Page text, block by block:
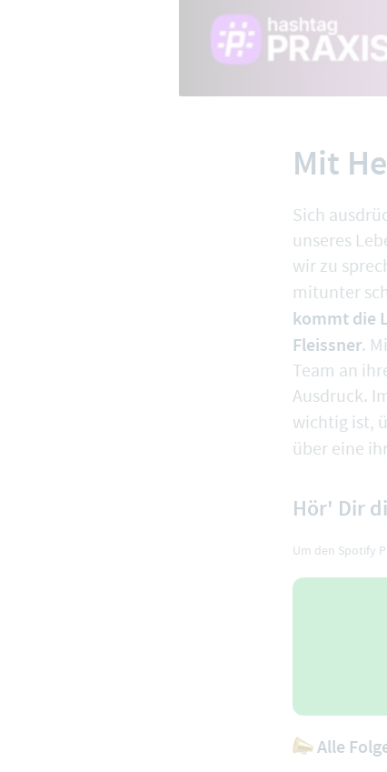
Mit
Sich
unseres
wir zu
mitunter
kommt die
Fleissner.
Team an
Ausdruck.
wichtig ist,
über eine
Hör' Dir
Um den Spotify
Alle